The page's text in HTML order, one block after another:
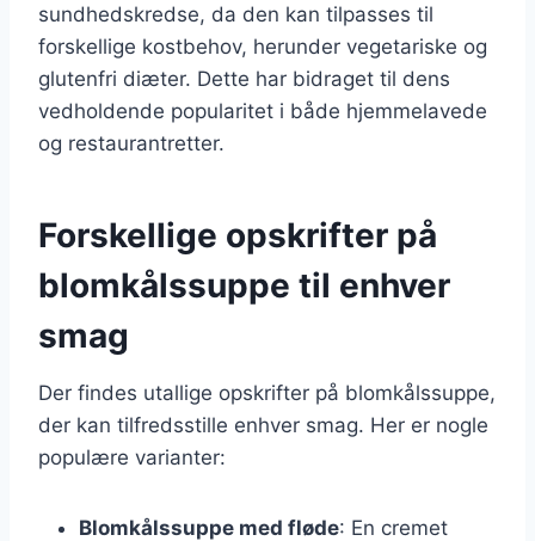
sundhedskredse, da den kan tilpasses til
forskellige kostbehov, herunder vegetariske og
glutenfri diæter. Dette har bidraget til dens
vedholdende popularitet i både hjemmelavede
og restaurantretter.
Forskellige opskrifter på
blomkålssuppe til enhver
smag
Der findes utallige opskrifter på blomkålssuppe,
der kan tilfredsstille enhver smag. Her er nogle
populære varianter:
Blomkålssuppe med fløde: En cremet